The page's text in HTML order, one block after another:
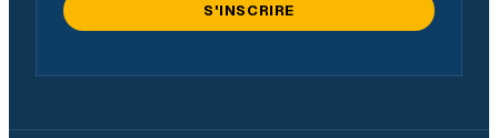
S'INSCRIRE